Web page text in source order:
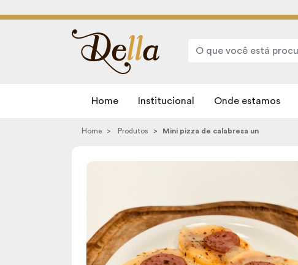
Home Institucional Onde estamos
Home Produtos Mini pizza de calabresa un